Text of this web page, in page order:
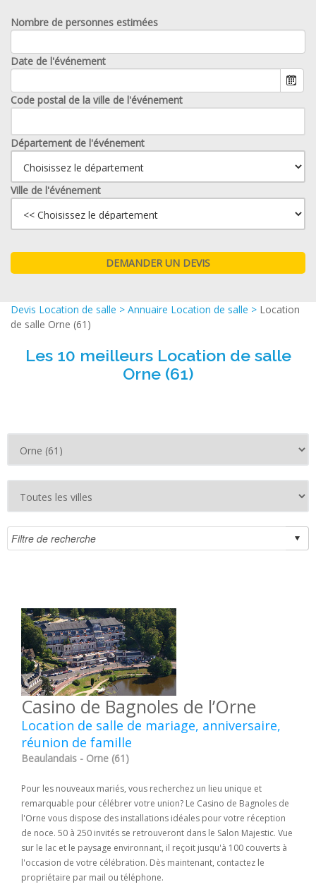
Nombre de personnes estimées
Date de l'événement
Code postal de la ville de l'événement
Département de l'événement
Ville de l'événement
Devis Location de salle > Annuaire Location de salle > Location
de salle Orne (61)
Les 10 meilleurs Location de salle
Orne (61)
Casino de Bagnoles de l’Orne
Location de salle de mariage, anniversaire,
réunion de famille
Beaulandais - Orne (61)
Pour les nouveaux mariés, vous recherchez un lieu unique et
remarquable pour célébrer votre union? Le Casino de Bagnoles de
l'Orne vous dispose des installations idéales pour votre réception
de noce. 50 à 250 invités se retrouveront dans le Salon Majestic. Vue
sur le lac et le paysage environnant, il reçoit jusqu'à 100 couverts à
l'occasion de votre célébration. Dès maintenant, contactez le
propriétaire par mail ou téléphone.